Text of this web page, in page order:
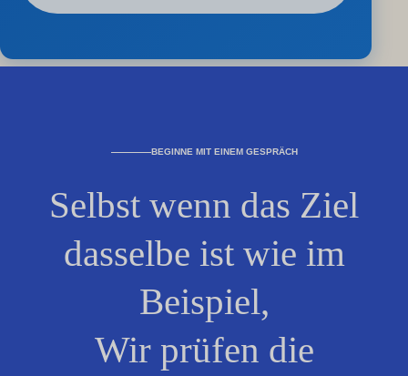
BEGINNE MIT EINEM GESPRÄCH
Selbst wenn das Ziel
dasselbe ist wie im
Beispiel,
Wir prüfen die